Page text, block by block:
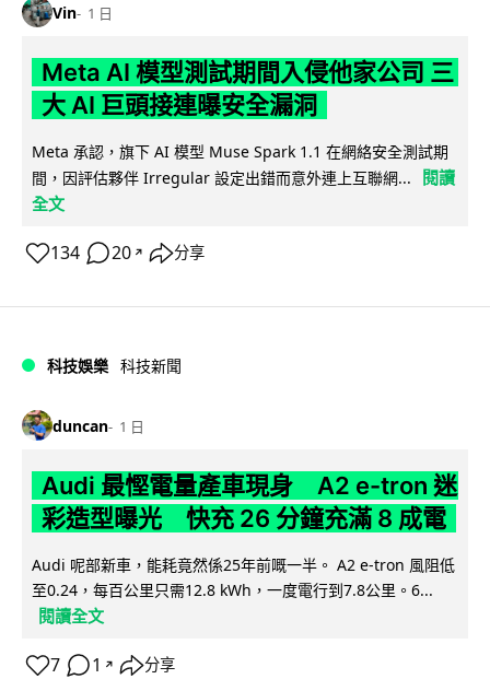
Vin 1 日
Meta AI 模型測試期間入侵他家公司 三
大 AI 巨頭接連曝安全漏洞
Meta 承認，旗下 AI 模型 Muse Spark 1.1 在網絡安全測試期
間，因評估夥伴 Irregular 設定出錯而意外連上互聯網...
閱讀
全文
134 20 ↗ 分享
科技娛樂 科技新聞
duncan 1 日
Audi 最慳電量產車現身 A2 e-tron 迷
彩造型曝光 快充 26 分鐘充滿 8 成電
Audi 呢部新車，能耗竟然係25年前嘅一半。 A2 e-tron 風阻低
至0.24，每百公里只需12.8 kWh，一度電行到7.8公里。6...
閱讀全文
7 1 ↗ 分享